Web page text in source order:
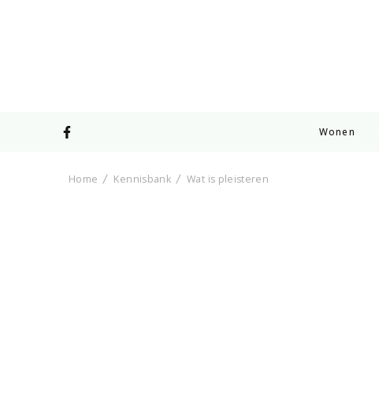
Wonen
Home Kennisbank Wat is pleisteren